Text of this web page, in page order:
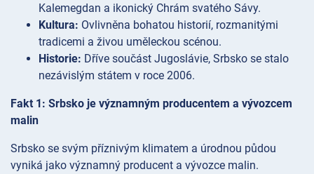
Kalemegdan a ikonický Chrám svatého Sávy.
Kultura: Ovlivněna bohatou historií, rozmanitými
tradicemi a živou uměleckou scénou.
Historie: Dříve součást Jugoslávie, Srbsko se stalo
nezávislým státem v roce 2006.
Fakt 1: Srbsko je významným producentem a vývozcem
malin
Srbsko se svým příznivým klimatem a úrodnou půdou
vyniká jako významný producent a vývozce malin.